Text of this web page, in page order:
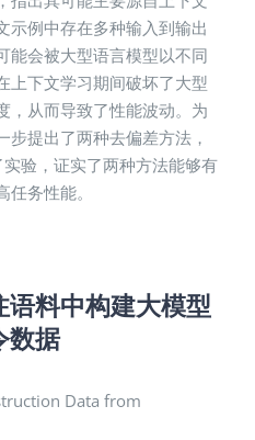
示例中存在多种输入到输出
能会被大型语言模型以不同
上下文学习期间破坏了大型
，从而导致了性能波动。为
提出了两种去偏差方法，
验，证实了两种方法能够有
务性能。
语料中构建大模型
数据
Data from